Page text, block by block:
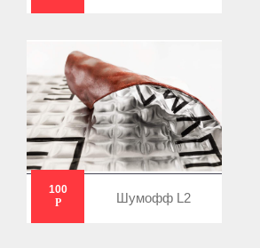
100
Р
Шумофф L2